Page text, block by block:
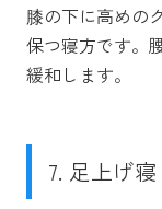
膝の下に高めの
保つ寝方です。
緩和します。
7. 足上げ寝